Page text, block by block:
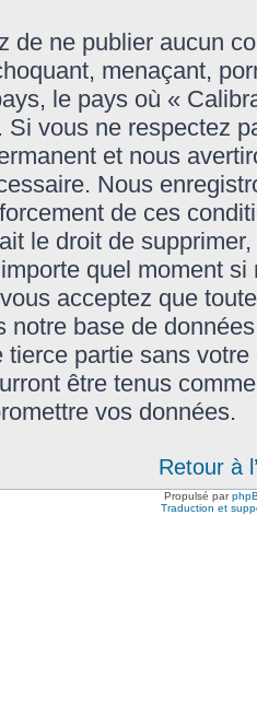
de ne publier aucun
menaçant,
le pays où «
Si vous ne respectez
et nous
Nous
de ces
le droit de
quel moment
vous acceptez que
notre base de
tierce partie sans
être tenus
vos données.
Retour à
Propulsé par
Traduction et